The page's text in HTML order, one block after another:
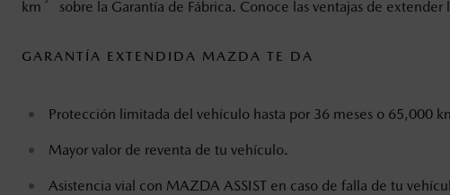
km
sobre la Garantía de Fábrica. Conoce las ventajas de
GARANTÍA EXTENDIDA MAZDA TE DA
Protección limitada del vehículo hasta por 36 meses o 65,000
Mayor valor de reventa de tu vehículo.
Asistencia vial con MAZDA ASSIST en caso de falla de tu